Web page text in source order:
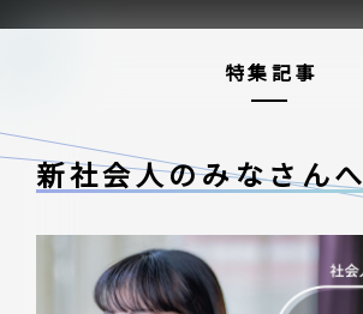
特集記事
新社会人のみなさんへ